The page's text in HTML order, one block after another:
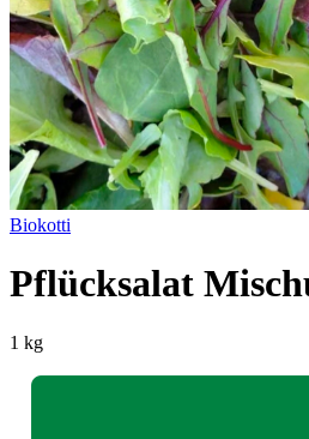
Biokotti
Pflücksalat
1 kg